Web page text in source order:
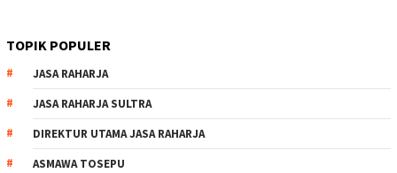
TOPIK POPULER
JASA RAHARJA
JASA RAHARJA SULTRA
DIREKTUR UTAMA JASA RAHARJA
ASMAWA TOSEPU